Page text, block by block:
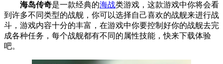
海岛传奇是一款经典的海战类游戏，这款游戏中你将会看
到许多不同类型的战舰，你可以选择自己喜欢的战舰来进行战
斗，游戏内容十分的丰富，在游戏中你要控制好你的战舰去完
成各种任务，每个战舰都有不同的属性技能，快来下载体验
吧。